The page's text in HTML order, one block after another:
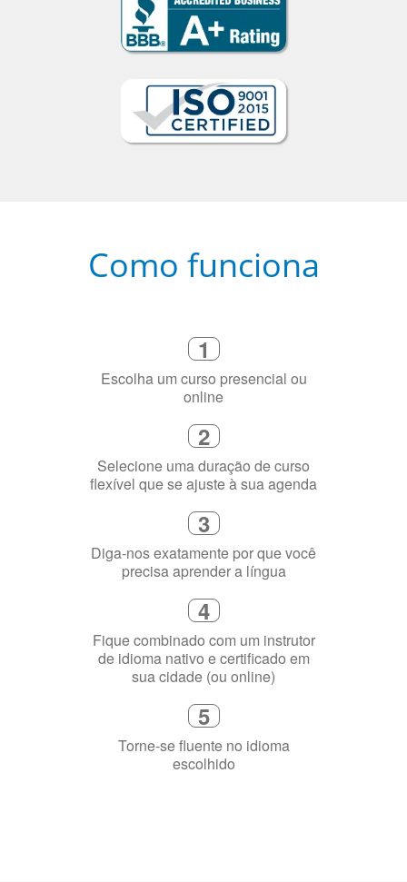
Como funciona
1
Escolha um curso presencial ou
2
Selecione uma duração de curso
3
Diga-nos exatamente por que você
4
Fique combinado com um instrutor
de idioma nativo e certificado em
5
Torne-se fluente no idioma